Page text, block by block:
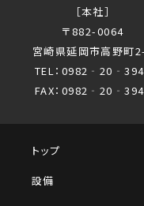
［本社］
〒882-0064
宮崎県延岡市高野町
TEL：
FAX：
トップ
設備